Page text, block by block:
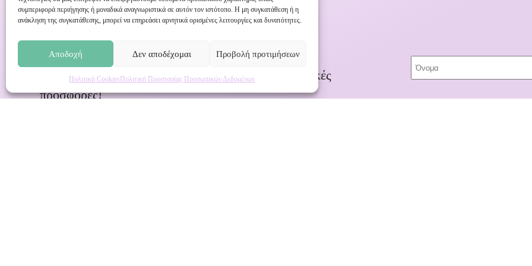
συμπεριφορά περιήγησης ή μοναδικά αναγνωριστικά σε αυτόν τον ιστότοπο. Η μη συγκατάθεση ή η
ανάκληση της συγκατάθεσης, μπορεί να επηρεάσει αρνητικά ορισμένες λειτουργίες και δυνατότητες.
Αποδοχή Δεν αποδέχομαι Προβολή προτιμήσεων
Πολιτική Cookies Πολιτική Προστασίας Προσωπικών Δεδομένων
Εγγραφή στο Newsletter μας
Ενημερωθείτε πρώτοι για εκπτώσεις και αποκλειστικές
προσφορές!